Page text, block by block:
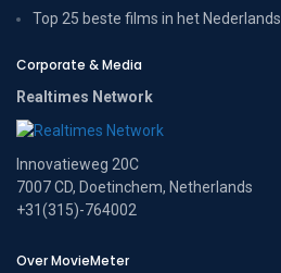
Top 25 beste films in het Nederlands
Corporate & Media
Realtimes Network
Innovatieweg 20C
7007 CD, Doetinchem, Netherlands
+31(315)-764002
Over MovieMeter